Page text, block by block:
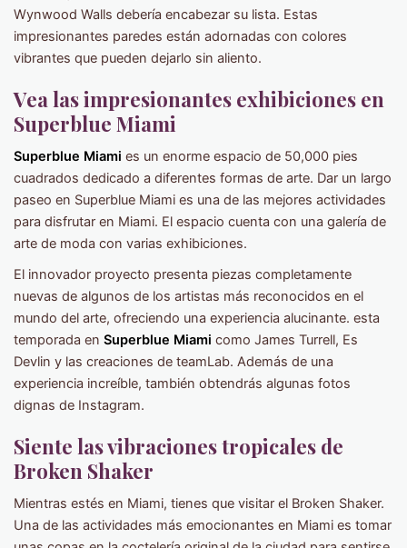
Wynwood Walls debería encabezar su lista. Estas
impresionantes paredes están adornadas con colores
vibrantes que pueden dejarlo sin aliento.
Vea las impresionantes exhibiciones en
Superblue Miami
Superblue Miami es un enorme espacio de 50,000 pies
cuadrados dedicado a diferentes formas de arte. Dar un largo
paseo en Superblue Miami es una de las mejores actividades
para disfrutar en Miami. El espacio cuenta con una galería de
arte de moda con varias exhibiciones.
El innovador proyecto presenta piezas completamente
nuevas de algunos de los artistas más reconocidos en el
mundo del arte, ofreciendo una experiencia alucinante. esta
temporada en Superblue Miami como James Turrell, Es
Devlin y las creaciones de teamLab. Además de una
experiencia increíble, también obtendrás algunas fotos
dignas de Instagram.
Siente las vibraciones tropicales de
Broken Shaker
Mientras estés en Miami, tienes que visitar el Broken Shaker.
Una de las actividades más emocionantes en Miami es tomar